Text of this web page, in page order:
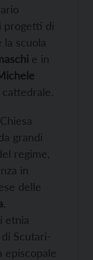
progetti di
scuola
e in
grandi
regime,
in
delle
etnia
Scutari-
episcopale